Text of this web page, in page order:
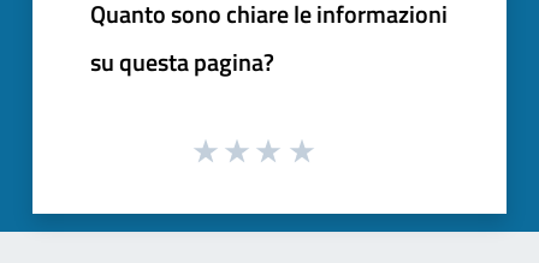
Quanto sono chiare le informazioni
su questa pagina?